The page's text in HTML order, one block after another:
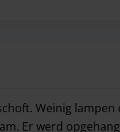
Weinig
Er werd